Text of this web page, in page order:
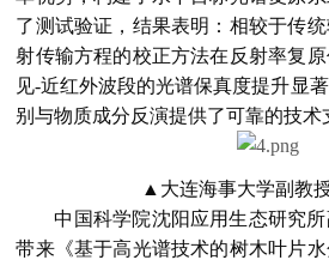
了测试验证，结果表明：相较于传
射传输方程的校正方法在反射率复
见-近红外波段的光谱保真度提升显
别与物质成分反演提供了可靠的技术
▲ 大连海事大学副教
中国科学院沈阳应用生态研究
带来《基于高光谱技术的树木叶片